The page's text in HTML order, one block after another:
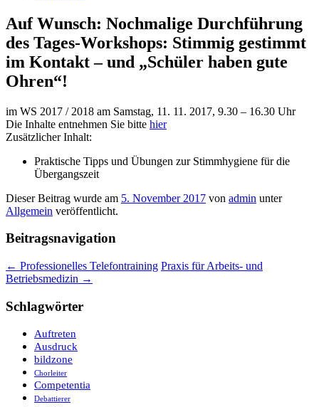
Auf Wunsch: Nochmalige Durchführung
des Tages-Workshops: Stimmig gestimmt
im Kontakt – und „Schüler haben gute
Ohren“!
im WS 2017 / 2018 am Samstag, 11. 11. 2017, 9.30 – 16.30 Uhr
Die Inhalte entnehmen Sie bitte hier
Zusätzlicher Inhalt:
Praktische Tipps und Übungen zur Stimmhygiene für die
Übergangszeit
Dieser Beitrag wurde am 5. November 2017 von admin unter
Allgemein veröffentlicht.
Beitragsnavigation
← Professionelles Telefontraining Praxis für Arbeits- und
Betriebsmedizin →
Schlagwörter
Auftreten
Ausdruck
bildzone
Chorleiter
Competentia
Debattierer